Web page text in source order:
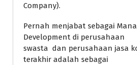
Company).
Pernah menjabat sebagai
Development di perusahaan
swasta dan perusahaan jasa
terakhir adalah sebagai